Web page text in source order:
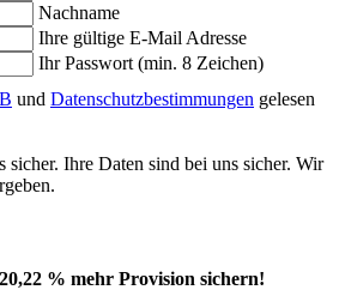
Nachname
Ihre gültige E-Mail Adresse
Ihr Passwort (min. 8 Zeichen)
und Datenschutzbestimmungen gelesen
Ihre Daten sind bei uns sicher. Wir
% mehr Provision sichern!